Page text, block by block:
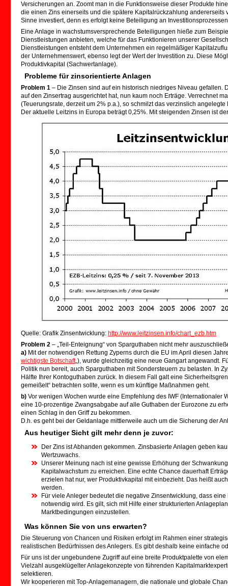
Versicherungen an. Zoomt man in die Funktionsweise dieser Produkte
die einen Zins einerseits und die spätere Kapitalrückzahlung
Sinne investiert, denn es erfolgt keine Beteiligung an
Eine Anlage in wachstumsversprechende Beteiligungen hieße zum
Dienstleistungen anbieten, welche für das Funktionieren unserer
Dienstleistungen entsteht dem Unternehmen ein regelmäßiger
der Unternehmenswert, ebenso legt der Wert der Investition zu. Diese
Produktivkapital (Sachwertanlage).
Probleme für zinsorientierte Anlagen
Problem 1 – Die Zinsen sind auf ein historisch niedriges Niveau gefallen.
auf den Zinsertrag ausgerichtet hat, nun kaum noch Erträge. Verrechnet
(Teuerungsrate, derzeit um 2% p.a.), so schmilzt das verzinslich
Der aktuelle Leitzins in Europa beträgt 0,25%. Mit steigenden Zinsen ist
Quelle: Grafik Zinsentwicklung: http://www.leitzinsen.info/chart_ezb.htm
Problem 2 – „Teil-Enteignung“ von Sparguthaben nicht mehr
a) Mit der notwendigen Rettung Zyperns durch die EU im April diesen
wichtigste Botschaft„), wurde gleichzeitig eine neue Gangart angewandt.
Politik nun bereit, auch Sparguthaben mit Sondersteuern zu belasten. In
Hälfte Ihrer Kontoguthaben zurück. In diesem Fall galt eine
gemeißelt“ betrachten sollte, wenn es um künftige Maßnahmen geht.
b) Vor wenigen Wochen wurde eine Empfehlung des IWF (Internationaler
eine 10-prozentige Zwangsabgabe auf alle Guthaben der Eurozone zu
einen Schlag in den Griff zu bekommen.
D.h. es geht bei der Geldanlage mittlerweile auch um die Sicherung der
Aus heutiger Sicht gilt mehr denn je zuvor:
Der Zins ist Abhanden gekommen. Zinsbasierte Anlagen geben
Wertzuwachs.
Unserer Meinung nach ist eine gewisse Erhöhung der
Kapitalwachstum zu erreichen. Eine echte Chance dauerhaft
erzielen hat nur, wer Produktivkapital mit einbezieht. Das heißt
werden.
Für viele Anleger bedeutet die negative Zinsentwicklung, dass
notwendig wird. Es gilt, sich mit Hilfe einer strukturierten
Marktbedingungen einzustellen.
Was können Sie von uns erwarten?
Die Steuerung von Chancen und Risiken erfolgt im Rahmen einer
realistischen Bedürfnissen des Anlegers. Es gibt deshalb keine einfache
Für uns ist der ungebundene Zugriff auf eine breite Produktpalette von
Vielzahl ausgeklügelter Anlagekonzepte von führenden
selektieren.
Wir kooperieren mit Top-Anlagemanagern, die nationale und globale